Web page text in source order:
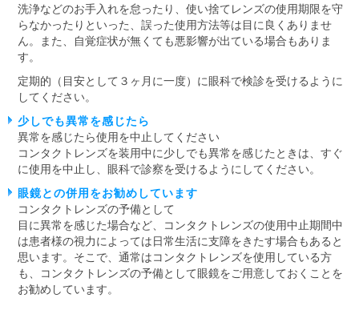
洗浄などのお手入れを怠ったり、使い捨てレンズの使用期限を守
らなかったりといった、誤った使用方法等は目に良くありませ
ん。また、自覚症状が無くても悪影響が出ている場合もありま
す。
定期的（目安として３ヶ月に一度）に眼科で検診を受けるように
してください。
少しでも異常を感じたら
異常を感じたら使用を中止してください
コンタクトレンズを装用中に少しでも異常を感じたときは、すぐ
に使用を中止し、眼科で診察を受けるようにしてください。
眼鏡との併用をお勧めしています
コンタクトレンズの予備として
目に異常を感じた場合など、コンタクトレンズの使用中止期間中
は患者様の視力によっては日常生活に支障をきたす場合もあると
思います。そこで、通常はコンタクトレンズを使用している方
も、コンタクトレンズの予備として眼鏡をご用意しておくことを
お勧めしています。